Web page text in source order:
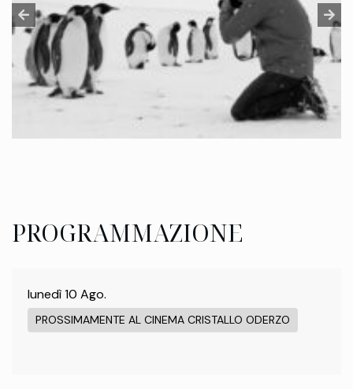
PROGRAMMAZIONE
lunedì 10 Ago.
PROSSIMAMENTE AL CINEMA CRISTALLO ODERZO